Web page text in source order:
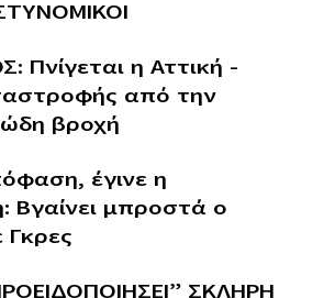
Πνίγεται η Αττική –
από την
βροχή
έγινε η
Βγαίνει μπροστά ο
Γκρες
ΣΚΛΗΡΗ